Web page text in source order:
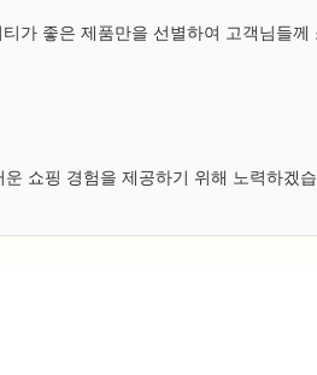
가 좋은 제품만을 선별하여 고객님들께
쇼핑 경험을 제공하기 위해 노력하겠